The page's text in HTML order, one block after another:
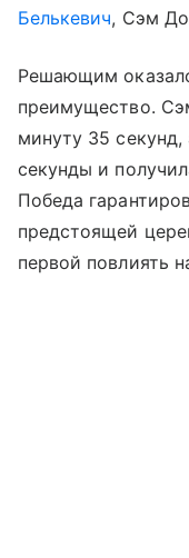
Белькевич, Сэм
Решающим
преимущество.
минуту 35
секунды и
Победа
предстоящей
первой повлиять